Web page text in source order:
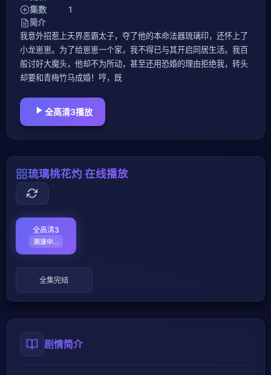
集数
1
简介
我意外招惹上天界恶霸太子，夺了他的本命法器琉璃印，还怀上了
小龙崽崽。为了给崽崽一个家，我不得已与其开启同居生活。我百
般讨好大魔头，他却不为所动，甚至还用恐婚的理由拒绝我，转头
却要和青梅竹马成婚！哼，既
全高清3播放
琉璃桃花灼 在线播放
全高清3
测速失败
全集完结
剧情简介